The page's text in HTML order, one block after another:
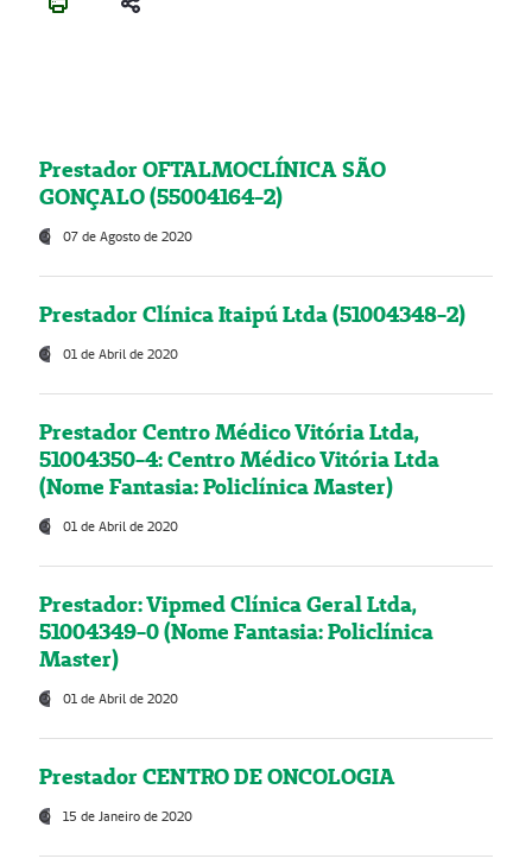
Prestador OFTALMOCLÍNICA SÃO
GONÇALO (55004164-2)
07 de Agosto de 2020
Prestador Clínica Itaipú Ltda (51004348-2)
01 de Abril de 2020
Prestador Centro Médico Vitória Ltda,
51004350-4: Centro Médico Vitória Ltda
(Nome Fantasia: Policlínica Master)
01 de Abril de 2020
Prestador: Vipmed Clínica Geral Ltda,
51004349-0 (Nome Fantasia: Policlínica
Master)
01 de Abril de 2020
Prestador CENTRO DE ONCOLOGIA
15 de Janeiro de 2020